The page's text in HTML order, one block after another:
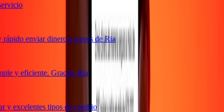
enviar dinero a través de Ria
y eficiente. Gracias Ria
excelentes tipos de cambio